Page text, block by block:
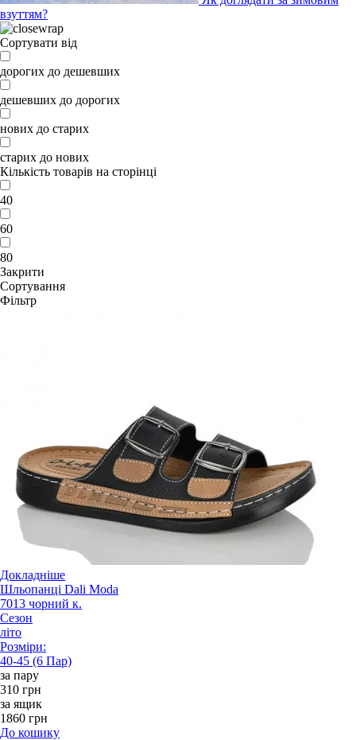
взуттям?
Сортувати від
дорогих до дешевших
дешевших до дорогих
нових до старих
старих до нових
Кількість товарів на сторінці
40
60
80
Закрити
Сортування
Фільтр
Докладніше
Шльопанці Dali Moda
7013 чорний к.
Сезон
літо
Розміри:
40-45 (6 Пар)
за пару
310 грн
за ящик
1860 грн
До кошику